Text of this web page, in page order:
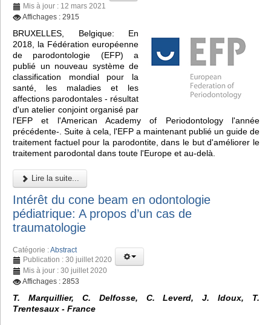
Mis à jour : 12 mars 2021
Affichages : 2915
BRUXELLES, Belgique: En
2018, la Fédération européenne
de parodontologie (EFP) a
publié un nouveau système de
classification mondial pour la
santé, les maladies et les
affections parodontales - résultat
d'un atelier conjoint organisé par
l'EFP et l'American Academy of Periodontology l'année
précédente-. Suite à cela, l'EFP a maintenant publié un guide de
traitement factuel pour la parodontite, dans le but d'améliorer le
traitement parodontal dans toute l'Europe et au-delà.
Lire la suite...
Intérêt du cone beam en odontologie
pédiatrique: A propos d’un cas de
traumatologie
Catégorie :Abstract
Publication : 30 juillet 2020
Mis à jour : 30 juillet 2020
Affichages : 2853
T. Marquillier, C. Delfosse, C. Leverd, J. Idoux, T.
Trentesaux - France